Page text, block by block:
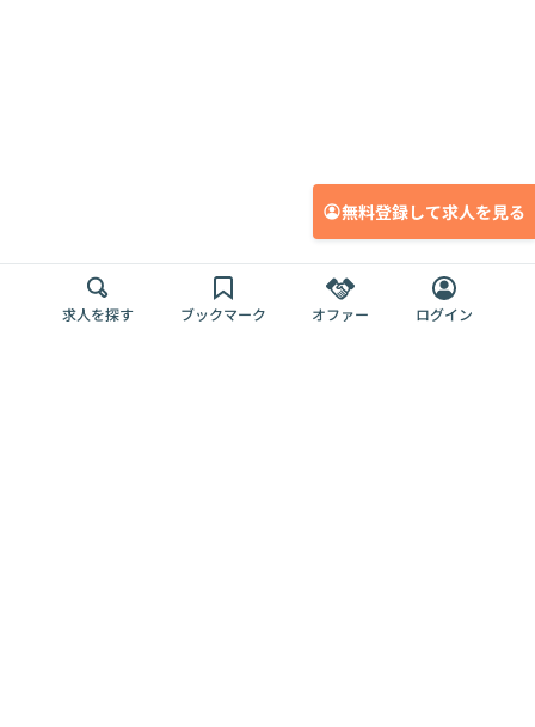
無料登録して求人を見る
求人を探す ブックマーク オファー ログイン